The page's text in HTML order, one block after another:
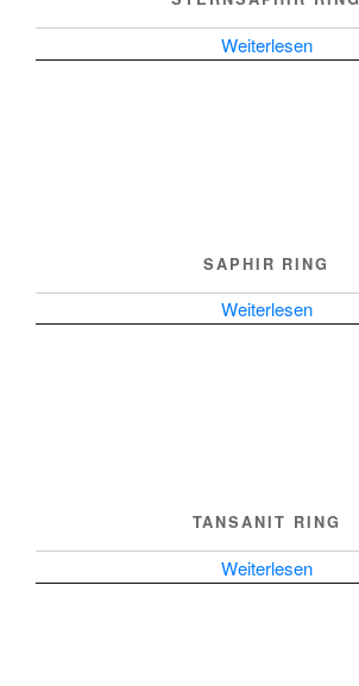
Weiterlesen
SAPHIR RING
Weiterlesen
TANSANIT RING
Weiterlesen